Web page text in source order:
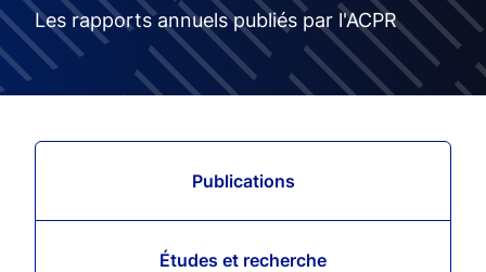
Les rapports annuels publiés par l'ACPR
Publications
Études et recherche